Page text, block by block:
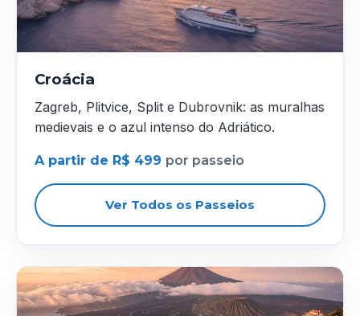
Croácia
Zagreb, Plitvice, Split e Dubrovnik: as muralhas
medievais e o azul intenso do Adriático.
A partir de R$ 499 por passeio
Ver Todos os Passeios